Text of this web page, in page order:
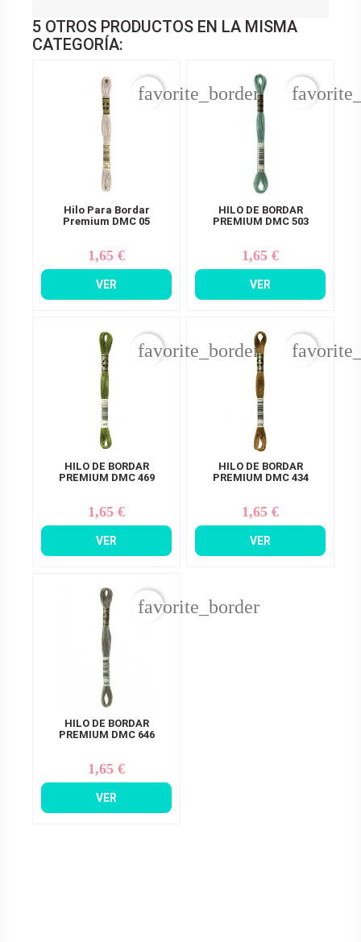
5 OTROS PRODUCTOS EN LA MISMA
CATEGORÍA:
Hilo Para Bordar
Premium DMC 05
Precio
1,65 €
VER
favorite_border
HILO DE BORDAR
PREMIUM DMC 503
Precio
1,65 €
VER
HILO DE BORDAR
PREMIUM DMC 469
Precio
1,65 €
VER
favorite_border
HILO DE BORDAR
PREMIUM DMC 434
Precio
1,65 €
VER
HILO DE BORDAR
PREMIUM DMC 646
Precio
1,65 €
VER
favorite_border